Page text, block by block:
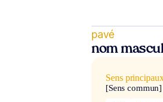
pavé
nom
Sens
[Sens commun]